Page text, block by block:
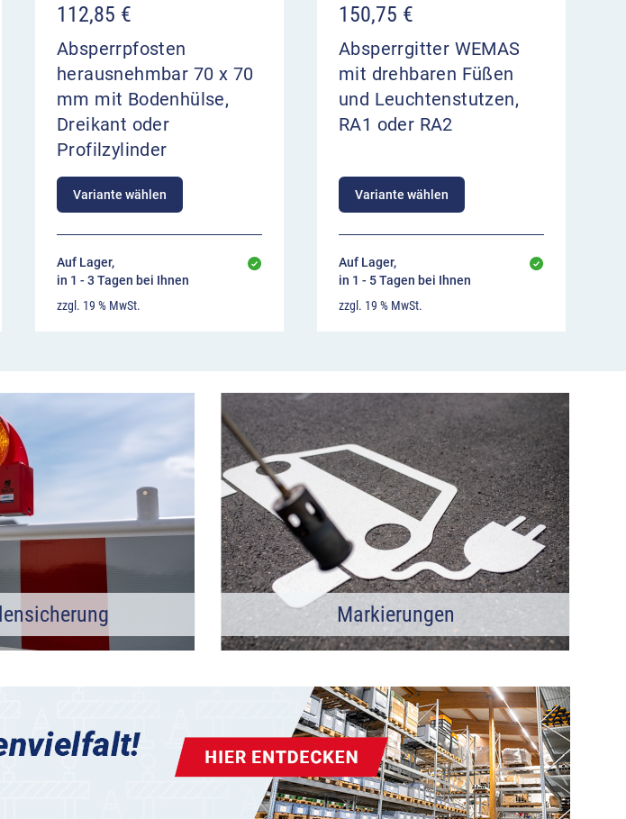
112,85 €
Absperrpfosten
herausnehmbar 70 x 70
mm mit Bodenhülse,
Dreikant oder
Profilzylinder
Variante wählen
Auf Lager,
in 1 - 3 Tagen bei Ihnen
zzgl. 19 % MwSt.
150,75 €
Absperrgitter WEMAS
mit drehbaren Füßen
und Leuchtenstutzen,
RA1 oder RA2
Variante wählen
Auf Lager,
in 1 - 5 Tagen bei Ihnen
zzgl. 19 % MwSt.
Markierungen